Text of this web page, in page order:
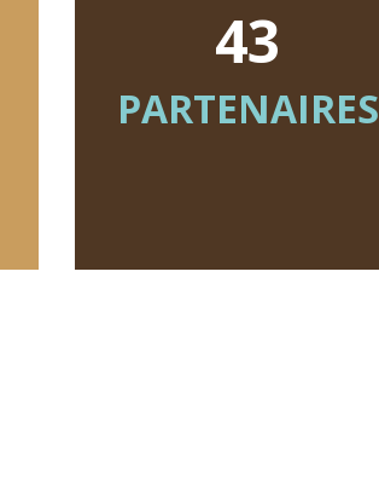
43
PARTENAIRES